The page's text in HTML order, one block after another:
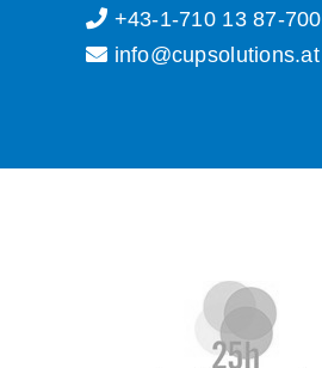
+43-1-710 13 87-700
info@cupsolutions.at